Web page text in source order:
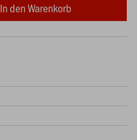
In den Warenkorb